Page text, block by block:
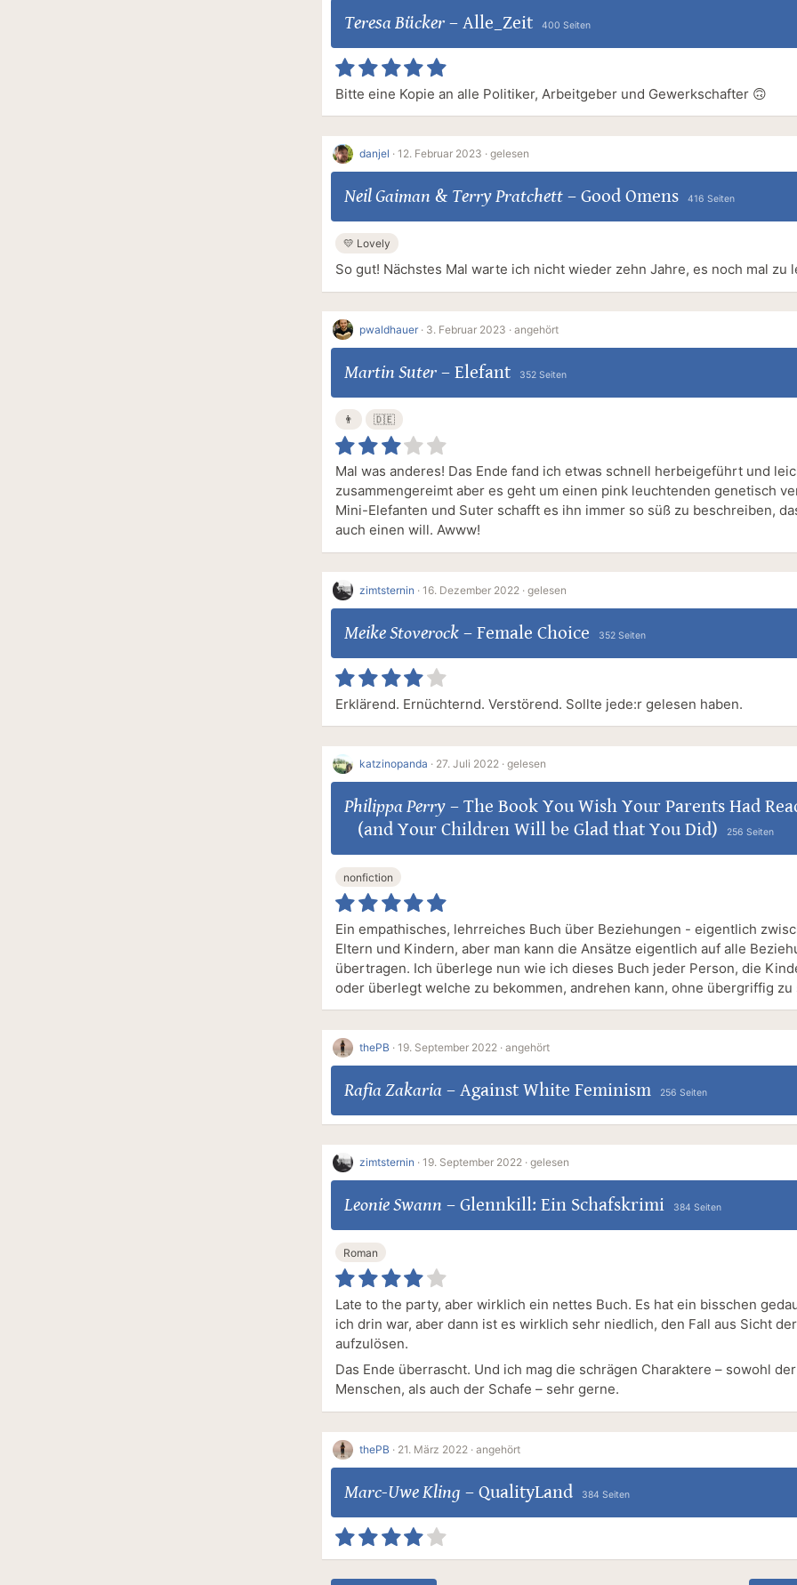
Teresa Bücker– Alle_Zeit 400 Seiten
Bitte eine Kopie an alle Politiker, Arbeitgeber und Gewerkschafter 🙃
danjel · 12. Februar 2023 · gelesen
Neil Gaiman & Terry Pratchett– Good Omens 416 Seiten
💛 Lovely
So gut! Nächstes Mal warte ich nicht wieder zehn Jahre, es noch mal zu
pwaldhauer · 3. Februar 2023 · angehört
Martin Suter– Elefant 352 Seiten
👨 🇩🇪
Mal was anderes! Das Ende fand ich etwas schnell herbeigeführt und
zusammengereimt aber es geht um einen pink leuchtenden genetisch
Mini-Elefanten und Suter schafft es ihn immer so süß zu beschreiben,
auch einen will. Awww!
zimtsternin · 16. Dezember 2022 · gelesen
Meike Stoverock– Female Choice 352 Seiten
Erklärend. Ernüchternd. Verstörend. Sollte jede:r gelesen haben.
katzinopanda · 27. Juli 2022 · gelesen
Philippa Perry– The Book You Wish Your Parents Had
(and Your Children Will be Glad that You Did)
256 Seiten
nonfiction
Ein empathisches, lehrreiches Buch über Beziehungen - eigentlich
Eltern und Kindern, aber man kann die Ansätze eigentlich auf alle
übertragen. Ich überlege nun wie ich dieses Buch jeder Person, die
oder überlegt welche zu bekommen, andrehen kann, ohne übergriffig zu
thePB · 19. September 2022 · angehört
Rafia Zakaria – Against White Feminism 256 Seiten
zimtsternin · 19. September 2022 · gelesen
Leonie Swann – Glennkill: Ein Schafskrimi 384 Seiten
Roman
Late to the party, aber wirklich ein nettes Buch. Es hat ein bisschen
ich drin war, aber dann ist es wirklich sehr niedlich, den Fall aus Sicht
aufzulösen.
Das Ende überrascht. Und ich mag die schrägen Charaktere – sowohl der
Menschen, als auch der Schafe – sehr gerne.
thePB · 21. März 2022 · angehört
Marc-Uwe Kling – QualityLand 384 Seiten